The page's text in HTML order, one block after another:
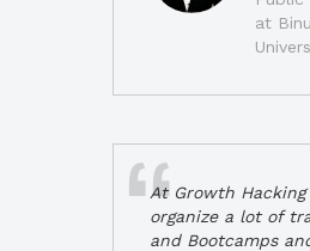
at
At Growth Hacking
organize a lot of
and Bootcamps